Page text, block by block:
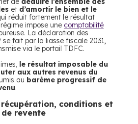
et d’amortir le bien et le
réduit fortement le résultat
impose une comptabilité
La déclaration des
se fait par la liasse fiscale 2031,
via le portail TDFC.
le résultat imposable du
aux autres revenus du
au barème progressif de
.
récupération, conditions et
revente